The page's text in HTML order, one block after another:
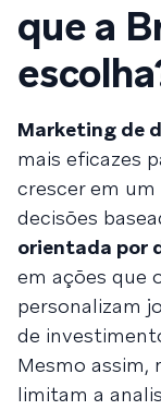
que a
Marketing de
mais eficazes
crescer em
decisões
orientada por
em ações que
personalizam
de
Mesmo assim,
limitam a